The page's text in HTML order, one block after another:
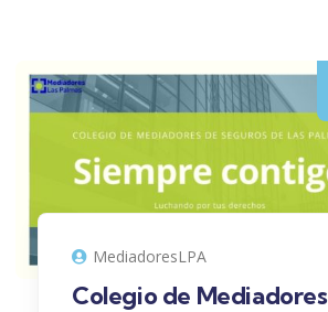
MediadoresLPA
Colegio de Mediadores